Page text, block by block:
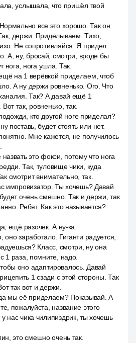
услышала, что пришёл твой
все это хорошо. Так он
держи. Приделываем. Тихо,
Не сопротивляйся. Я придел.
А, ну, бросай, смотри, вроде бы
нога, нога ушла. Так.
на 1 верёвкой приделаем, чтоб
А ну держи ровненько. Ого. Что
Так? А давай ещё 1
так, ровненько, так.
кто другой ноге приделал?
поставь, будет стоять или нет.
Мне кажется, не получилось
это фокси, потому что нога
Так, туловище чики, куда
смотрит внимательно, так.
импровизатор. Ты хочешь? Давай
очень смешно. Так и держи, так
Ребят. Как это называется?
ещё разочек. А ну-ка.
заработало. Гиганти радуется,
Класс, смотри, ну она
1 раза, помните, надо.
оно адаптировалось. Давай
1 сзади с этой стороны. Так
так вот и держи.
мы её приделаем? Показывай. А
пожалуйста, название этого
нас чика чилипиздрик, ты хочешь
это смешно очень так.